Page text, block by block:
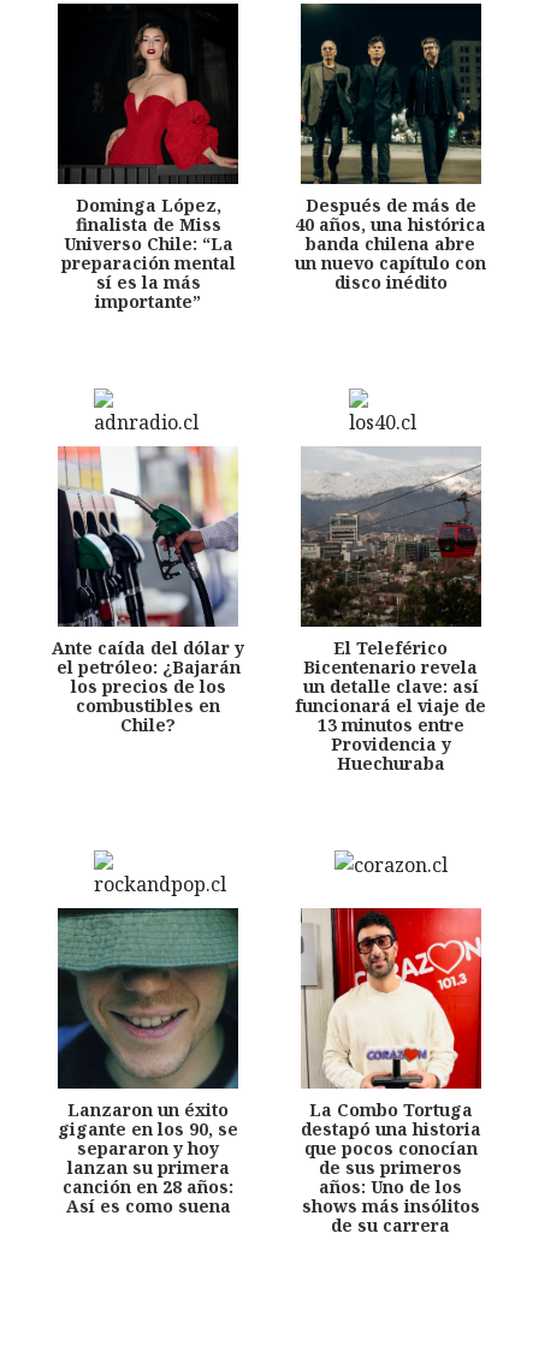
Dominga López,
finalista de Miss
Universo Chile: “La
preparación mental
sí es la más
importante”
Después de más de
40 años, una histórica
banda chilena abre
un nuevo capítulo con
disco inédito
Ante caída del dólar y
el petróleo: ¿Bajarán
los precios de los
combustibles en
Chile?
El Teleférico
Bicentenario revela
un detalle clave: así
funcionará el viaje de
13 minutos entre
Providencia y
Huechuraba
Lanzaron un éxito
gigante en los 90, se
separaron y hoy
lanzan su primera
canción en 28 años:
Así es como suena
La Combo Tortuga
destapó una historia
que pocos conocían
de sus primeros
años: Uno de los
shows más insólitos
de su carrera